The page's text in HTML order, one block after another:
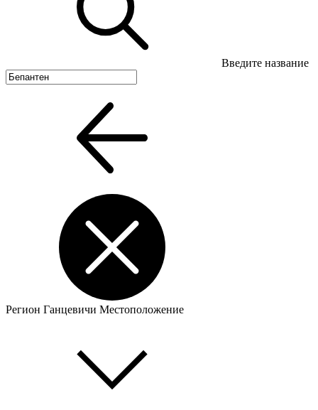
Введите название
Регион Ганцевичи Местоположение